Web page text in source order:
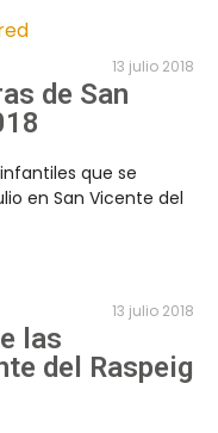
13 julio 2018
de San
que se
en San Vicente del
13 julio 2018
las
del Raspeig